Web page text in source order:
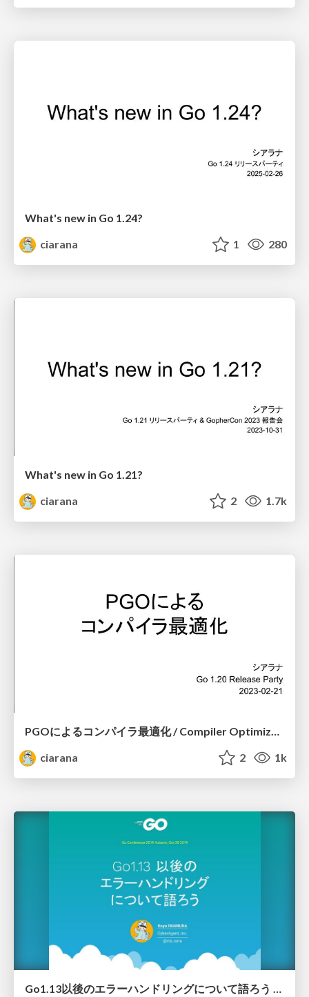
What's new in Go 1.24?
ciarana
1 280
What's new in Go 1.21?
ciarana
2 1.7k
PGOによるコンパイラ最適化 / Compiler Optimization with PGO
ciarana
2 1k
Go1.13以後のエラーハンドリングについて語ろう / Let's talk about error handling after Go 1 13